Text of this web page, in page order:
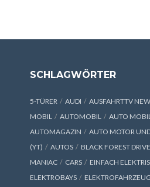
SCHLAGWÖRTER
5-TÜRER AUDI AUSFAHRTTV
MOBIL
AUTOMOBIL
AUTO
AUTOMAGAZIN
AUTO MOTOR
(YT)
AUTOS BLACK FOREST DRIVE
MANIAC
CARS EINFACH
ELEKTROBAYS
ELEKTROFAHRZEUG